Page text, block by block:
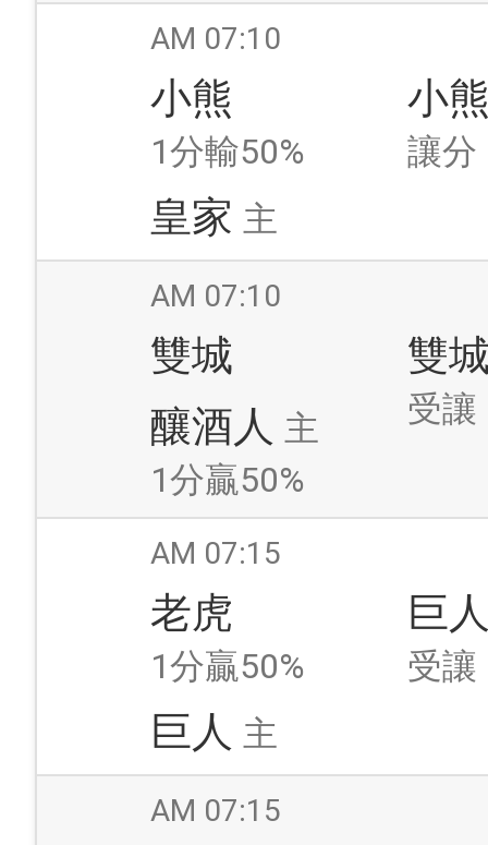
AM 07:10
小熊
1分輸50%
皇家 主
小
讓分
AM 07:10
雙城
釀酒人 主
1分贏50%
雙
受讓
AM 07:15
老虎
1分贏50%
巨人 主
巨
受讓
AM 07:15